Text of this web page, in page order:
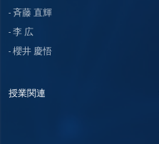
斉藤 直輝
李 広
櫻井 慶悟
授業関連